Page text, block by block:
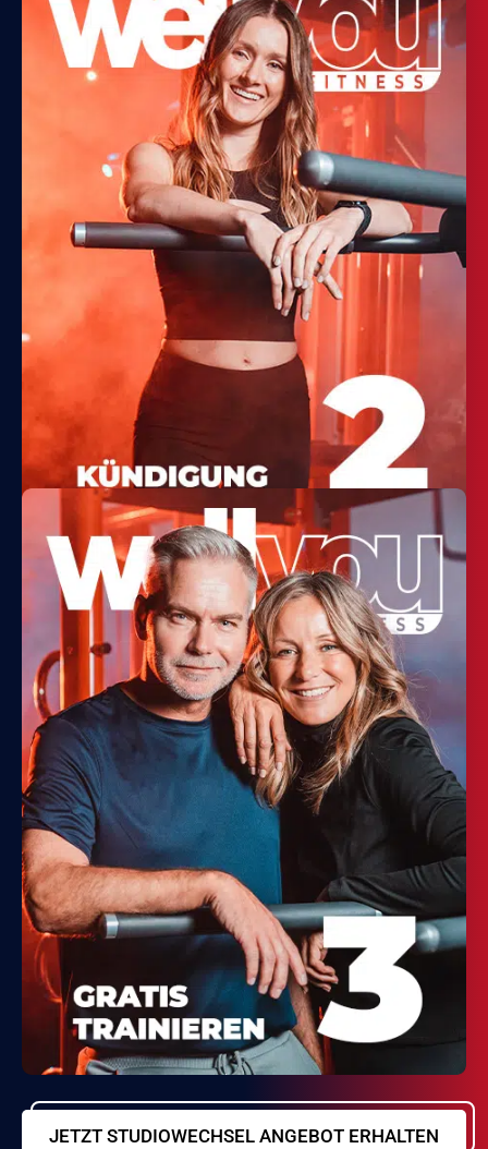
JETZT STUDIO WECHSELN
JETZT STUDIO WECHSELN
JETZT STUDIOWECHSEL ANGEBOT ERHALTEN